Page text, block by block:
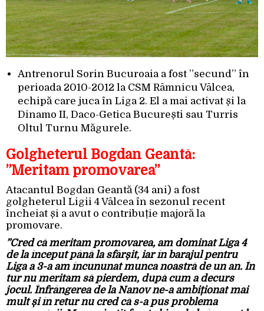
Antrenorul Sorin Bucuroaia a fost ”secund” în
perioada 2010-2012 la CSM Râmnicu Vâlcea,
echipă care juca în Liga 2. El a mai activat și la
Dinamo II, Daco-Getica București sau Turris
Oltul Turnu Măgurele.
Golgheterul Bogdan Geantă:
”Meritam promovarea”
Atacantul Bogdan Geantă (34 ani) a fost
golgheterul Ligii 4 Vâlcea în sezonul recent
încheiat și a avut o contribuție majoră la
promovare.
”Cred că meritam promovarea, am dominat Liga 4
de la început până la sfârșit, iar în barajul pentru
Liga a 3-a am încununat munca noastră de un an. În
tur nu meritam să pierdem, după cum a decurs
jocul. Înfrângerea de la Nanov ne-a ambiționat mai
mult și în retur nu cred că s-a pus problema